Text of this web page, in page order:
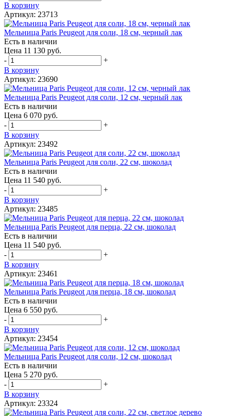
В корзину
Артикул: 23713
Мельница Paris Peugeot для соли, 18 см, черный лак
Есть в наличии
Цена 11 130 руб.
-
+
В корзину
Артикул: 23690
Мельница Paris Peugeot для соли, 12 см, черный лак
Есть в наличии
Цена 6 070 руб.
-
+
В корзину
Артикул: 23492
Мельница Paris Peugeot для соли, 22 см, шоколад
Есть в наличии
Цена 11 540 руб.
-
+
В корзину
Артикул: 23485
Мельница Paris Peugeot для перца, 22 см, шоколад
Есть в наличии
Цена 11 540 руб.
-
+
В корзину
Артикул: 23461
Мельница Paris Peugeot для перца, 18 см, шоколад
Есть в наличии
Цена 6 550 руб.
-
+
В корзину
Артикул: 23454
Мельница Paris Peugeot для соли, 12 см, шоколад
Есть в наличии
Цена 5 270 руб.
-
+
В корзину
Артикул: 23324